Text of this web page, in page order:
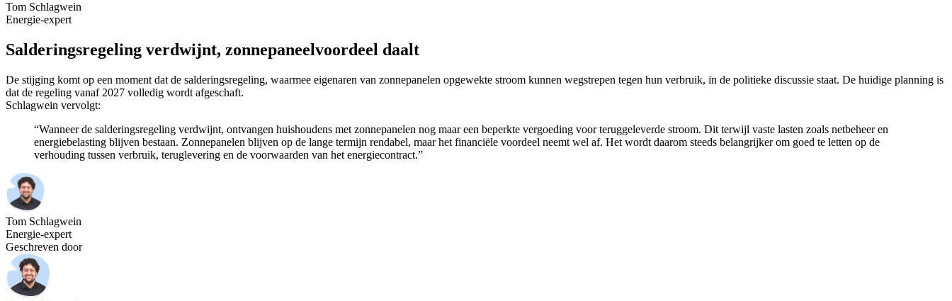
Tom Schlagwein
Energie-expert
Salderingsregeling verdwijnt, zonnepaneelvoordeel daalt
De stijging komt op een moment dat de salderingsregeling, waarmee eigenaren van zonnepanelen opgewekte stroom kunnen wegstrepen tegen hun verbruik, in de politieke discussie staat. De huidige planning is
dat de regeling vanaf 2027 volledig wordt afgeschaft.
Schlagwein vervolgt:
“Wanneer de salderingsregeling verdwijnt, ontvangen huishoudens met zonnepanelen nog maar een beperkte vergoeding voor teruggeleverde stroom. Dit terwijl vaste lasten zoals netbeheer en
energiebelasting blijven bestaan. Zonnepanelen blijven op de lange termijn rendabel, maar het financiële voordeel neemt wel af. Het wordt daarom steeds belangrijker om goed te letten op de
verhouding tussen verbruik, teruglevering en de voorwaarden van het energiecontract.”
Tom Schlagwein
Energie-expert
Geschreven door